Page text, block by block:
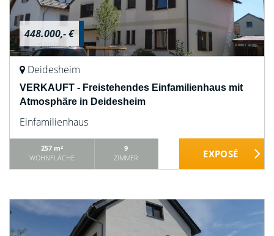
448.000,- €
Deidesheim
VERKAUFT - Freistehendes Einfamilienhaus mit
Atmosphäre in Deidesheim
Einfamilienhaus
257 m²
WOHNFLÄCHE
9
ZIMMER